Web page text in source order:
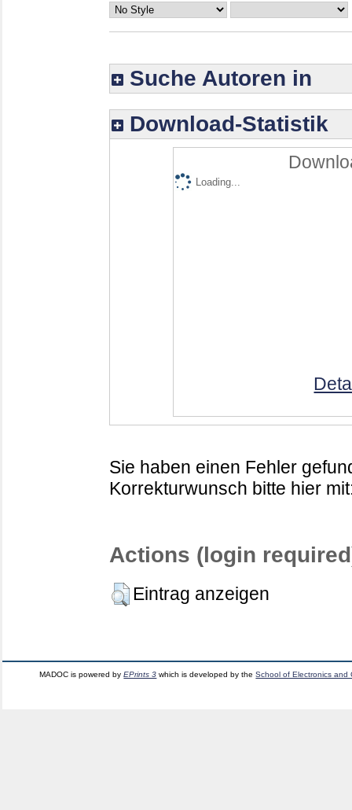
Suche Autoren in
Download-Statistik
Loading...
Sie haben einen Fehler
Korrekturwunsch bitte hier
Actions (login
Eintrag anzeigen
MADOC is powered byEPrints 3 which is developed by theSchool of Electronics and